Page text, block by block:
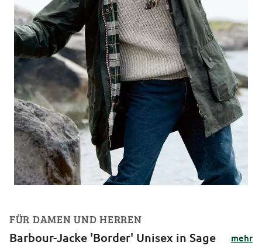
FÜR DAMEN UND HERREN
Barbour-Jacke 'Border' Unisex in Sage
mehr